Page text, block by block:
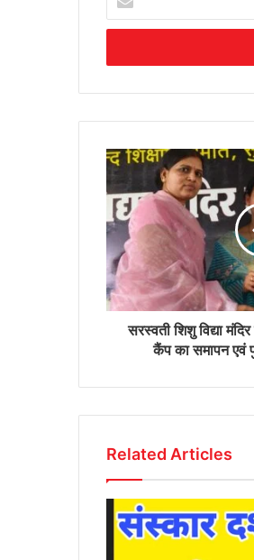
your
Email
सरस्वती शिशु विद्या
कैंप का समापन एवं
Related Articles